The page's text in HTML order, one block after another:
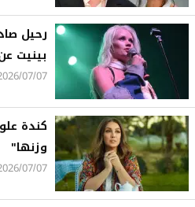
رحيل
بينيت عن 37
07/07 9:43
كندة
وزنها"
07/07 8:07